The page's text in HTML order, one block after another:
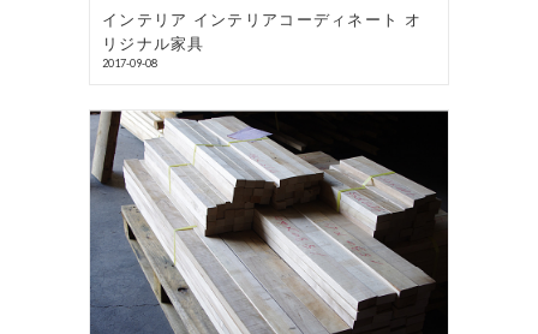
インテリア インテリアコーディネート オ
リジナル家具
2017-09-08